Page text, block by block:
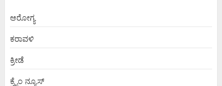
ಆರೋಗ್ಯ
ಕರಾವಳಿ
ಕ್ರೀಡೆ
ಕ್ರೈಂ ನ್ಯೂಸ್